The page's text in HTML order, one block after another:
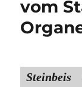
vom